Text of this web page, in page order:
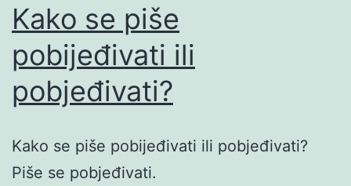
Kako se piše
pobijeđivati ili
pobjeđivati?
Kako se piše pobijeđivati ili pobjeđivati?
Piše se pobjeđivati.